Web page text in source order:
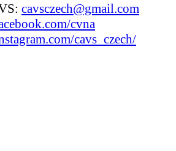
cavsczech@gmail.com
cvna
cavs_czech/